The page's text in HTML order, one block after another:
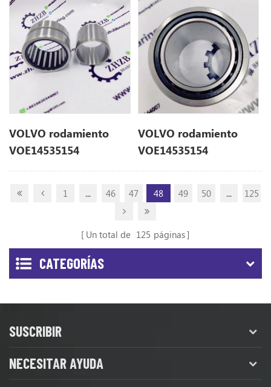
VOLVO rodamiento
VOE14535154
14535154
VOLVO rodamiento
VOE14535154
14535154
1 ... 46 47 48 49 50 ... 125
Un total de 125 páginas
CATEGORÍAS
SUSCRIBIR
NECESITAR AYUDA